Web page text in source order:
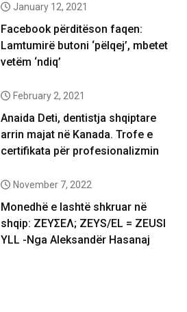
January 12, 2021
Facebook përditëson faqen:
Lamtumirë butoni ‘pëlqej’, mbetet
vetëm ‘ndiq’
February 2, 2021
Anaida Deti, dentistja shqiptare
arrin majat në Kanada. Trofe e
certifikata për profesionalizmin
November 7, 2022
Monedhë e lashtë shkruar në
shqip: ΖΕΥΣΕΛ; ZEYS/EL = ZEUSI
YLL -Nga Aleksandër Hasanaj